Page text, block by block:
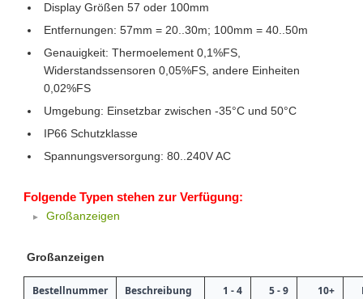
Display Größen 57 oder 100mm
Entfernungen: 57mm = 20..30m; 100mm = 40..50m
Genauigkeit: Thermoelement 0,1%FS,
Widerstandssensoren 0,05%FS, andere Einheiten
0,02%FS
Umgebung: Einsetzbar zwischen -35°C und 50°C
IP66 Schutzklasse
Spannungsversorgung: 80..240V AC
Folgende Typen stehen zur Verfügung:
Großanzeigen
Großanzeigen
Bestellnummer Beschreibung 1 - 4 5 - 9 10+